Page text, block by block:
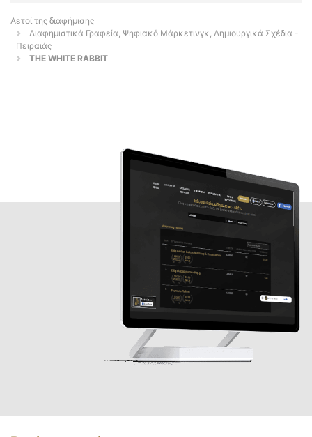
Αετοί της διαφήμισης
Διαφημιστικά Γραφεία, Ψηφιακό Μάρκετινγκ, Δημιουργικά Σχέδια -
Πειραιάς
THE WHITE RABBIT